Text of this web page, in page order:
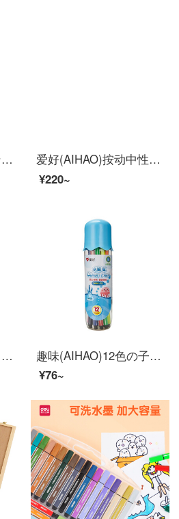
趣味(AIHAO)中性ペン0.5 mm全針管水墨画黒学生試験ペンサインペン8620
爱好(AIHAO)按动中性笔0.5mm子弹头黑色中性笔水笔签字笔0.5中性笔办公笔X97
¥220~
爱好(AIHAO)大容量中性笔0.5速干笔红色全针管速干直液式走珠笔碳素笔办公商务签字笔RP3020
趣味(AIHAO)12色の子供用カラーペンで水洗いできる水彩筆専門美術絵筆セット1668
¥76~